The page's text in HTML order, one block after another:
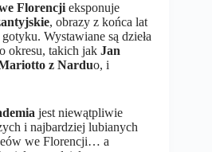
Florencji eksponuje
, obrazy z końca lat
Wystawiane są dzieła
okresu, takich jak Jan
z Narduo, i
jest niewątpliwie
i najbardziej lubianych
we Florencji… a